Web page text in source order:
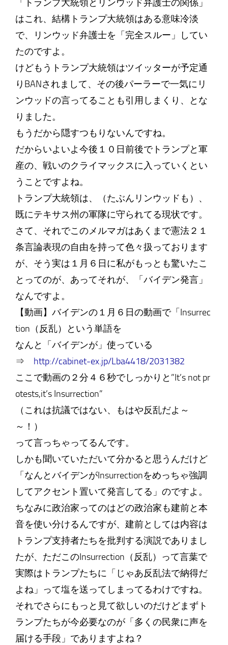
「トランプ大統領とリンウッド弁護士の関係」
はこれ、結構トランプ大統領はある意味冷淡
で、リンウッド弁護士を「完全スルー」してい
たのですよ。
けどもうトランプ大統領はツイッターが予定通
りBANされまして、その後パーラーで一気にリ
ンウッドの言ってることも引用しまくり、とな
りました。
もうだから隠すつもりないんですね。
だからいよいよ今後１０日前後でトランプと軍
産の、戦いのクライマックスに入っていくとい
うことですよね。
トランプ大統領は、（たぶんリンウッドも）、
既にテキサス州の軍隊に守られてる現状です。
さて、それでこのメルマガはあくまで憲法２１
条言論表現の自由を持って色々扱っております
が、そう実は１月６日に私がもっとも驚いたこ
とってのが、あってそれが、「バイデン発言」
なんですよ。
【動画】バイデンの１月６日の動画で「Insurrec
tion（反乱）という単語を
なんと「バイデンが」使っている
⇒ http://cabinet-ex.jp/Lba4418/2031382
ここで動画の２分４６秒でしっかりと”It’s not pr
otests,it’s Insurrection”
（これは抗議ではない、もはや反乱だよ～
～！）
って言っちゃってるんです。
しかも聞いていただいて分かると思うんだけど
「なんとバイデンがInsurrectionをめっちゃ強調
してアクセント置いて発言してる」のですよ。
ちなみに政治家ってのはどの政治家も建前と本
音を使い分けるんですが、建前としては内容は
トランプ支持者たちを批判する演説でありまし
たが、ただこのInsurrection（反乱）って言葉で
実際はトランプたちに「じゃあ反乱法で納得だ
よね」って塩を送ってしまってるわけですね。
それでさらにもっと見て欲しいのだけどまずト
ランプたちが今必要なのが「多くの民衆に声を
届ける手段」でありますよね？